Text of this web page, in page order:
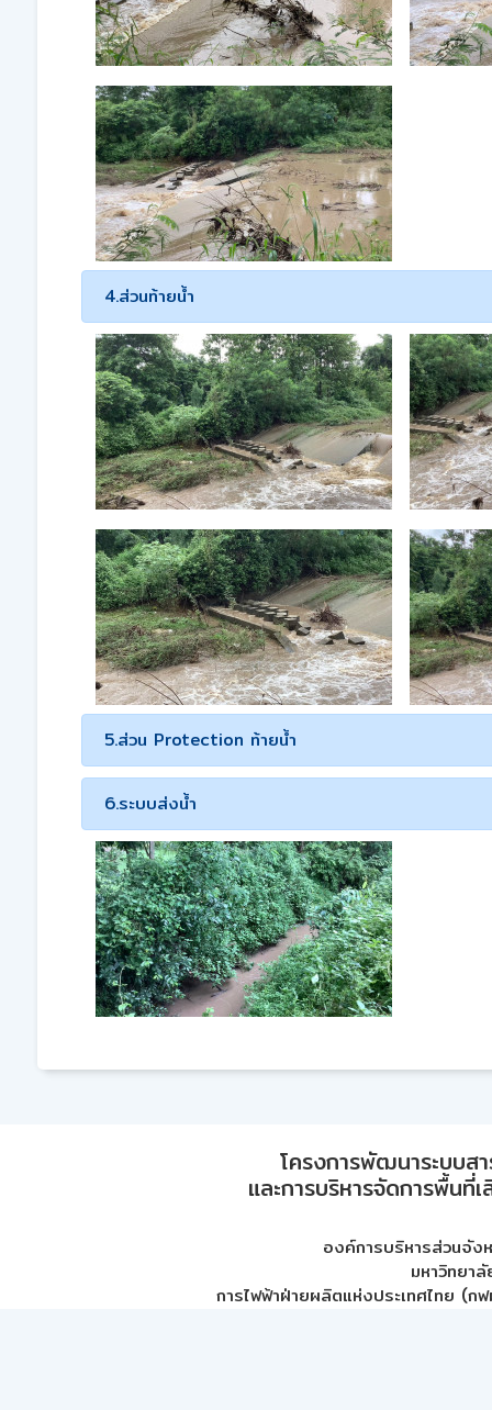
4.ส่วนท้ายน้ำ
5.ส่วน Protection ท้ายน้ำ
6.ระบบส่งน้ำ
โครงการพัฒนาระบบส
และการบริหารจัดการพื้นที่
องค์การบริหารส่วนจัง
มหาวิทยา
การไฟฟ้าฝ่ายผลิตแห่งประเทศไทย (กฟ